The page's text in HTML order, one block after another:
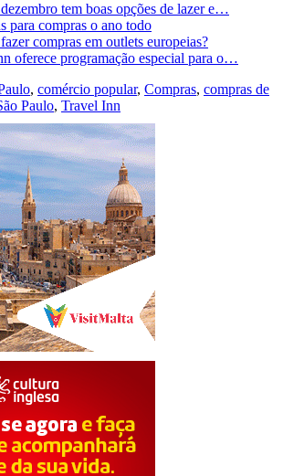
tem boas opções de lazer e…
para compras o ano todo
compras em outlets europeias?
oferece programação especial para o…
, comércio popular, Compras, compras de
Paulo, Travel Inn